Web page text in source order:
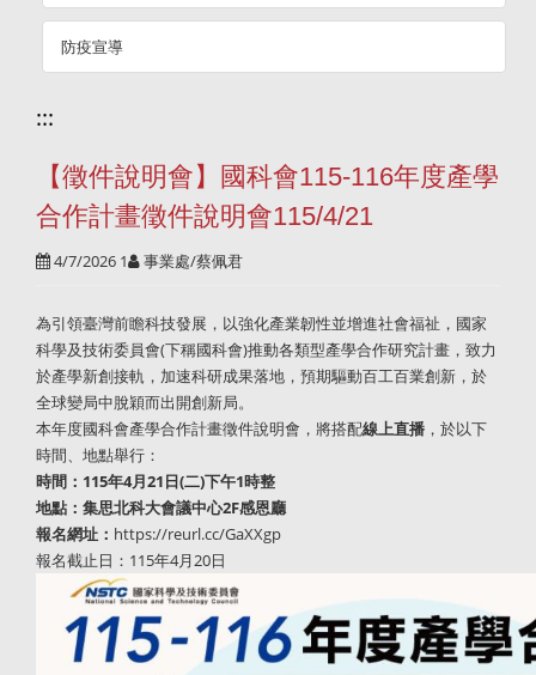
防疫宣導
:::
【徵件說明會】國科會115-116年度產學
合作計畫徵件說明會115/4/21
4/7/2026 1 事業處/蔡佩君
為引領臺灣前瞻科技發展，以強化產業韌性並增進社會福祉，國家
科學及技術委員會(下稱國科會)推動各類型產學合作研究計畫，致力
於產學新創接軌，加速科研成果落地，預期驅動百工百業創新，於
全球變局中脫穎而出開創新局。
本年度國科會產學合作計畫徵件說明會，將搭配線上直播 ，於以下
時間、地點舉行：
時間：115年4月21日(二)下午1時整
地點：集思北科大會議中心2F感恩廳
報名網址： https://reurl.cc/GaXXgp
報名截止日：115年4月20日